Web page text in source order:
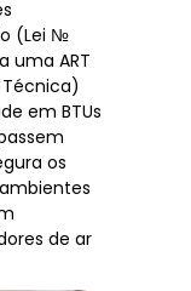
(Lei №
uma ART
em BTUs
os
de ar